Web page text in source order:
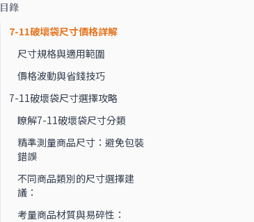
目錄
7-11破壞袋尺寸價格詳解
尺寸規格與適用範圍
價格波動與省錢技巧
7-11破壞袋尺寸選擇攻略
瞭解7-11破壞袋尺寸分類
精準測量商品尺寸：避免包裝
錯誤
不同商品類別的尺寸選擇建
議：
考量商品材質與易碎性：